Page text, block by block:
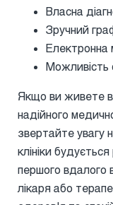
Власна
Зручний
Електронна
Можливість
Якщо ви живете в
надійного
звертайте увагу
клініки
першого вдалого
лікаря або